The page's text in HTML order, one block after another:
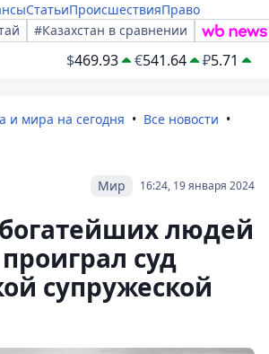
СтатьиПроисшествияПраво
#Казахстан в сравнении
$469.93 €541.64 ₽5.71
и мира на сегодня
Все новости
16:24, 19 января 2024
Мир
людей
суд
супружеской